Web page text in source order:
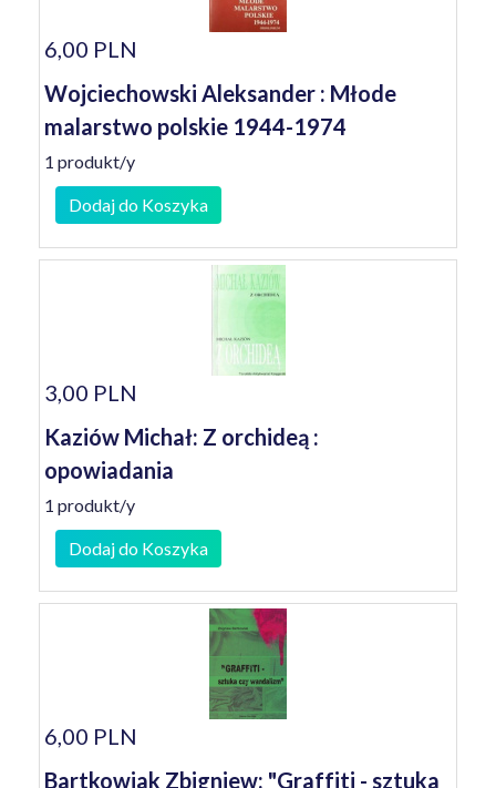
6,00 PLN
Wojciechowski Aleksander : Młode
malarstwo polskie 1944-1974
1 produkt/y
Dodaj do Koszyka
3,00 PLN
Kaziów Michał: Z orchideą :
opowiadania
1 produkt/y
Dodaj do Koszyka
6,00 PLN
Bartkowiak Zbigniew: "Graffiti - sztuka